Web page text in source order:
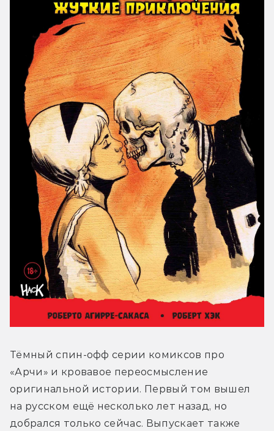
Тёмный спин-офф серии комиксов про
«Арчи» и кровавое переосмысление
оригинальной истории. Первый том вышел
на русском ещё несколько лет назад, но
добрался только сейчас. Выпускает также